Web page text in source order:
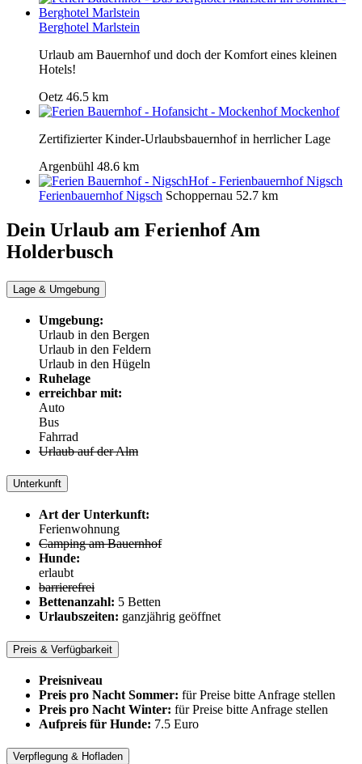
Berghotel Marlstein
Urlaub am Bauernhof und doch der Komfort eines kleinen
Hotels!
Oetz 46.5 km
Mockenhof
Zertifizierter Kinder-Urlaubsbauernhof in herrlicher Lage
Argenbühl 48.6 km
Ferienbauernhof Nigsch Schoppernau 52.7 km
Dein Urlaub am Ferienhof Am
Holderbusch
Lage & Umgebung
Umgebung:
Urlaub in den Bergen
Urlaub in den Feldern
Urlaub in den Hügeln
Ruhelage
erreichbar mit:
Auto
Bus
Fahrrad
Urlaub auf der Alm
Unterkunft
Art der Unterkunft:
Ferienwohnung
Camping am Bauernhof
Hunde:
erlaubt
barrierefrei
Bettenanzahl: 5 Betten
Urlaubszeiten: ganzjährig geöffnet
Preis & Verfügbarkeit
Preisniveau
Preis pro Nacht Sommer: für Preise bitte Anfrage stellen
Preis pro Nacht Winter: für Preise bitte Anfrage stellen
Aufpreis für Hunde: 7.5 Euro
Verpflegung & Hofladen